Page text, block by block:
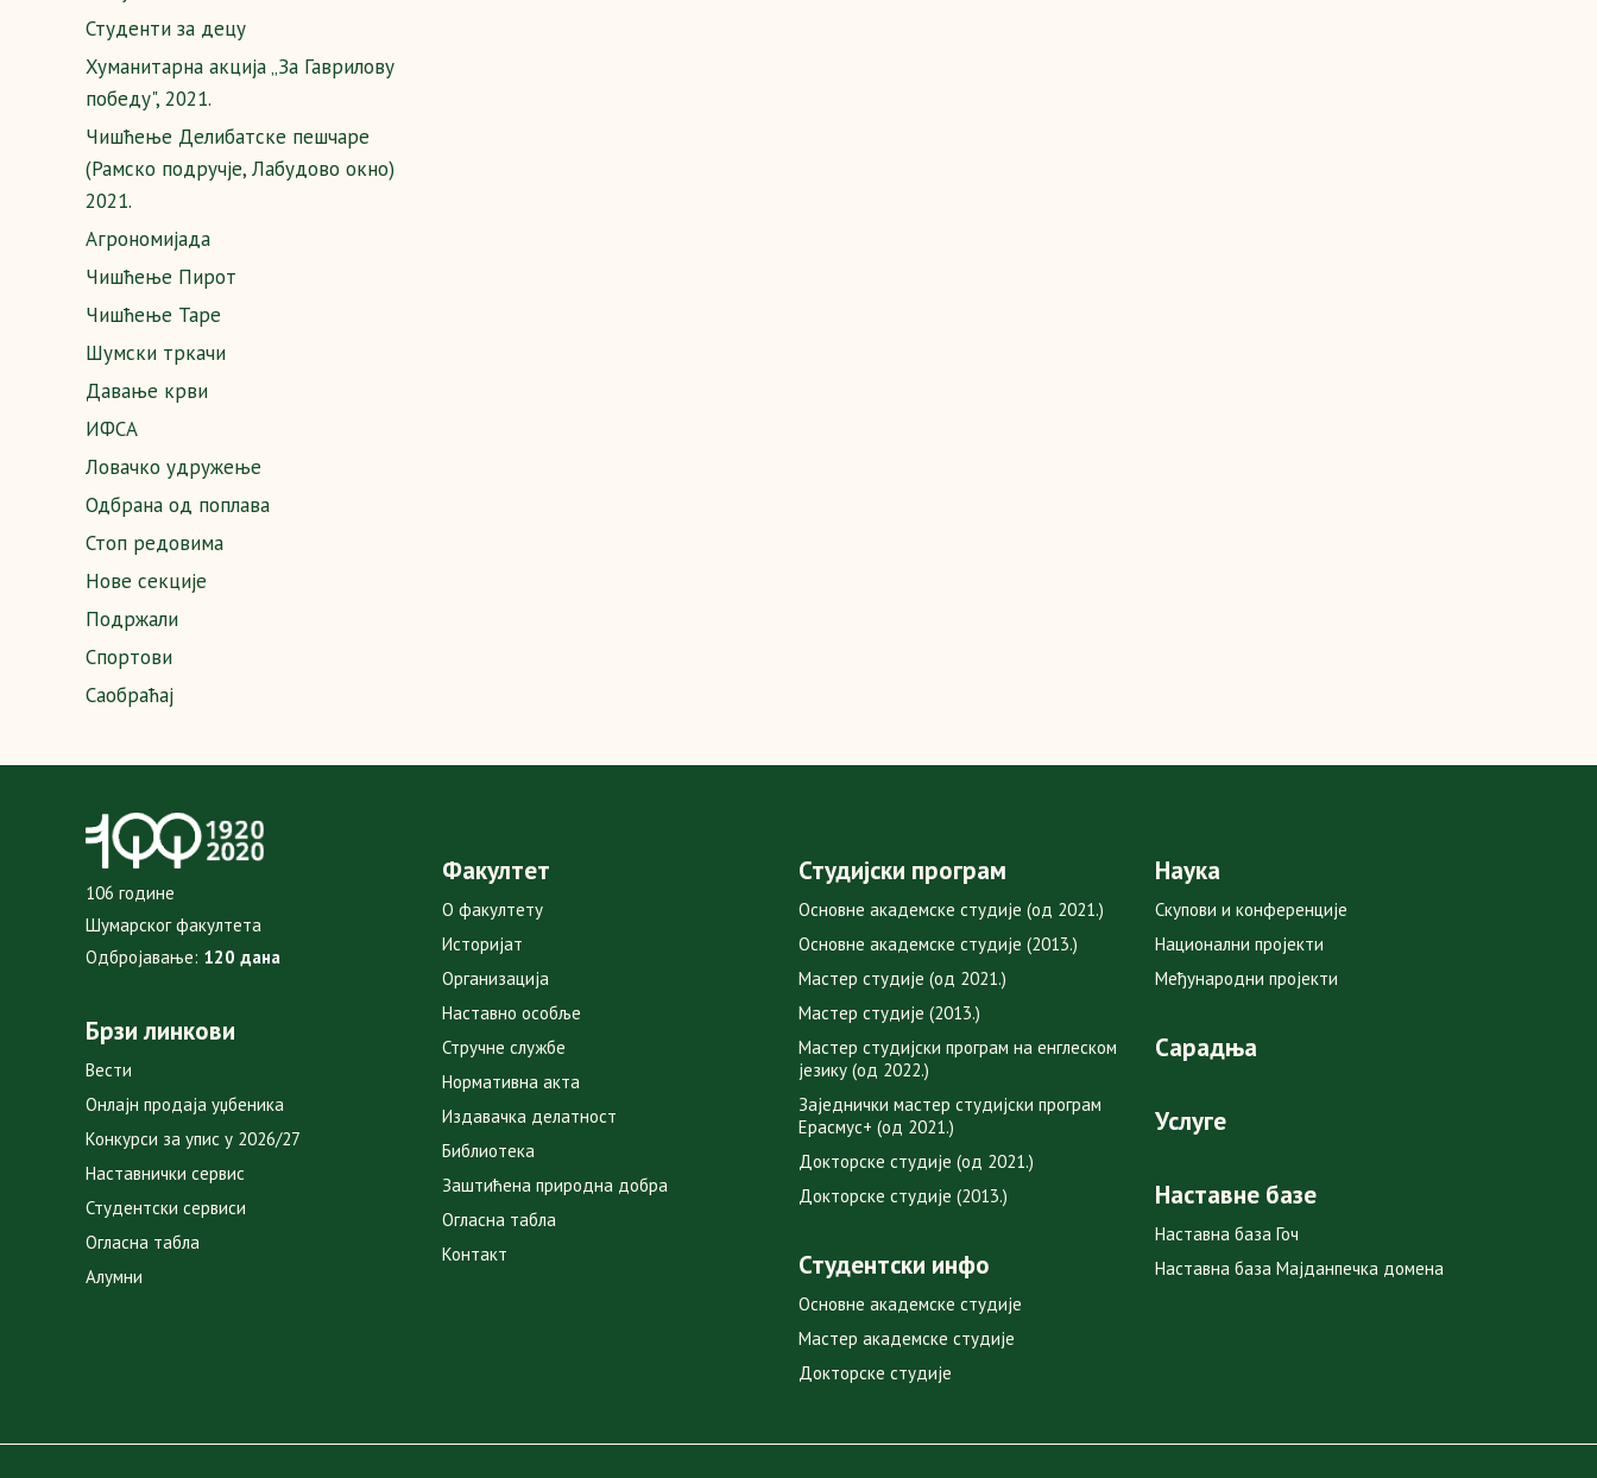
Студенти за децу
Хуманитарна акција „За Гаврилову
победу", 2021.
Чишћење Делибатске пешчаре
(Рамско подручје, Лабудово окно)
2021.
Агрономијада
Чишћење Пирот
Чишћење Таре
Шумски тркачи
Давање крви
ИФСА
Ловачко удружење
Одбрана од поплава
Стоп редовима
Нове секције
Подржали
Спортови
Саобраћај
106 године
Шумарског факултета
Одбројавање: 120 дана
Брзи линкови
Вести
Онлајн продаја уџбеника
Конкурси за упис у 2026/27
Наставнички сервис
Студентски сервиси
Огласна табла
Алумни
Факултет
О факултету
Историјат
Организација
Наставно особље
Стручне службе
Нормативна акта
Издавачка делатност
Библиотека
Заштићена природна добра
Огласна табла
Контакт
Студијски програм
Основне академске студије (од 2021.)
Основне академске студије (2013.)
Мастер студије (од 2021.)
Мастер студије (2013.)
Мастер студијски програм на енглеском
језику (од 2022.)
Заједнички мастер студијски програм
Ерасмус+ (од 2021.)
Докторске студије (од 2021.)
Докторске студије (2013.)
Студентски инфо
Основне академске студије
Мастер академске студије
Докторске студије
Наука
Скупови и конференције
Национални пројекти
Међународни пројекти
Сарадња
Услуге
Наставне базе
Наставна база Гоч
Наставна база Мајданпечка домена